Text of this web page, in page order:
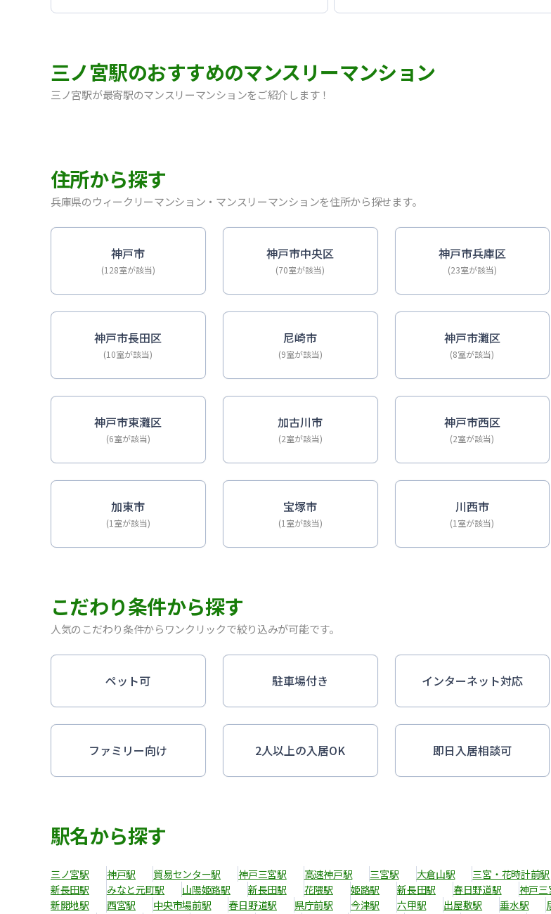
三ノ宮駅のおすすめのマンスリーマンション
三ノ宮駅が最寄駅のマンスリーマンションをご紹介します！
【神戸・三宮】Sステイ三宮ソレイユ｜Wi-Fi無料・禁煙・オール電化｜出張・単身赴任に
【三宮・花時計前】Sステイ三宮駅前ルシール｜禁煙ルーム・Wi-Fi無料｜オートロック
【神戸・三宮】Sステイ三宮駅前７｜禁煙ルーム・Wi-Fiレンタル可｜オートロック
【三宮・貿易センター】Sステイ三宮貿易センター前2｜禁煙ルーム・Wi-Fi無料｜オートロック｜
住所から探す
兵庫県のウィークリーマンション・マンスリーマンションを住所から探せます。
神戸市
(128室が該当)
神戸市中央区
(70室が該当)
神戸市兵庫区
(23室が該当)
神戸市長田区
(10室が該当)
尼崎市
(9室が該当)
神戸市灘区
(8室が該当)
神戸市東灘区
(6室が該当)
加古川市
(2室が該当)
神戸市西区
(2室が該当)
加東市
(1室が該当)
宝塚市
(1室が該当)
川西市
(1室が該当)
こだわり条件から探す
人気のこだわり条件からワンクリックで絞り込みが可能です。
ペット可 駐車場付き インターネット対応
ファミリー向け 2人以上の入居OK 即日入居相談可
駅名から探す
三ノ宮駅 神戸駅 貿易センター駅 神戸三宮駅 高速神戸駅 三宮駅 大倉山駅 三宮・花時計前駅
新長田駅
みなと元町駅 山陽姫路駅 新長田駅 花隈駅 姫路駅 新長田駅 春日野道駅 神戸三
新開地駅
西宮駅 中央市場前駅 春日野道駅 県庁前駅 今津駅 六甲駅 出屋敷駅 垂水駅